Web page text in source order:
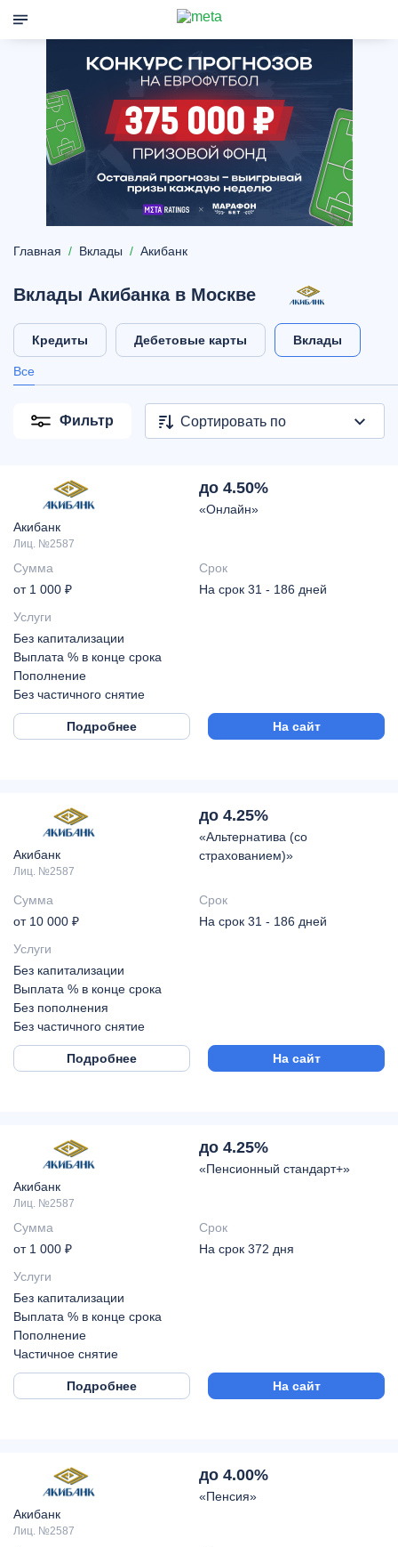
Главная Вклады Акибанк
Вклады Акибанка в Москве
Кредиты Дебетовые карты Вклады
Все
Фильтр Сортировать по
Акибанк
Лиц. №2587
до 4.50%
«Онлайн»
Сумма
от 1 000 ₽
Срок
На срок 31 - 186 дней
Услуги
Без капитализации
Выплата % в конце срока
Пополнение
Без частичного снятие
Подробнее На сайт
Акибанк
Лиц. №2587
до 4.25%
«Альтернатива (со
страхованием)»
Сумма
от 10 000 ₽
Срок
На срок 31 - 186 дней
Услуги
Без капитализации
Выплата % в конце срока
Без пополнения
Без частичного снятие
Подробнее На сайт
Акибанк
Лиц. №2587
до 4.25%
«Пенсионный стандарт+»
Сумма
от 1 000 ₽
Срок
На срок 372 дня
Услуги
Без капитализации
Выплата % в конце срока
Пополнение
Частичное снятие
Подробнее На сайт
Акибанк
Лиц. №2587
до 4.00%
«Пенсия»